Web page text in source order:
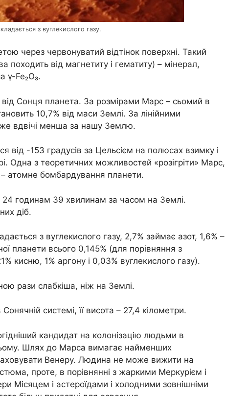
з вуглекислого газу.
через червонуватий відтінок поверхні. Такий
походить від магнетиту і гематиту) – мінерал,
γ-Fe₂O₃.
від Сонця планета. За розмірами Марс – сьомий в
10,7% від маси Землі. За лінійними
вдвічі менша за нашу Землю.
від -153 градусів за Цельсієм на полюсах взимку і
Одна з теоретичних можливостей «розігріти» Марс,
атомне бомбардування планети.
годинам 39 хвилинам за часом на Землі.
діб.
з вуглекислого газу, 2,7% займає азот, 1,6% –
планети всього 0,145% (для порівняння з
кисню, 1% аргону і 0,03% вуглекислого газу).
рази слабкіша, ніж на Землі.
системі, її висота – 27,4 кілометри.
кандидат на колонізацію людьми в
Шлях до Марса вимагає найменших
Венеру. Людина не може вижити на
проте, в порівнянні з жаркими Меркурієм і
Місяцем і астероїдами і холодними зовнішніми